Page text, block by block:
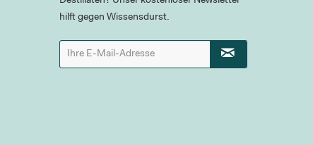
hilft gegen Wissensdurst.